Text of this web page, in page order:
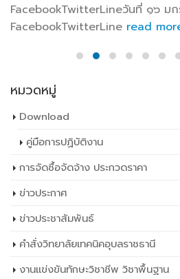
FacebookTwitterLineวันที่ ๑๖ ม
FacebookTwitterLine read
หมวดหมู่
Download
คู่มือการปฏิบัติงาน
การจัดซื้อจัดจ้าง ประกวดราคา
ข่าวประกาศ
ข่าวประชาสัมพันธ์
คำสั่งวิทยาลัยเทคนิคอุบลราชธานี
งานแข่งขันทักษะวิชาชีพ วิชาพื้นฐาน